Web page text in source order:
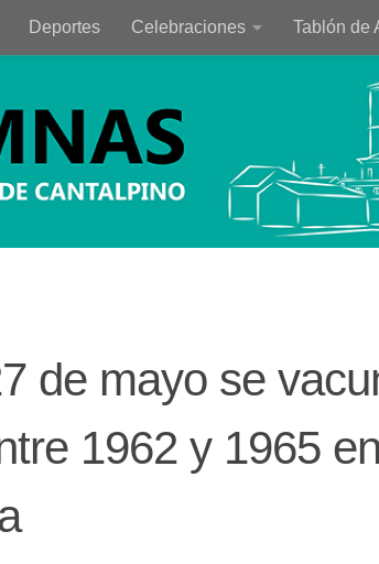
Deportes Celebraciones Tablón de
de mayo se
1962 y 1965 en